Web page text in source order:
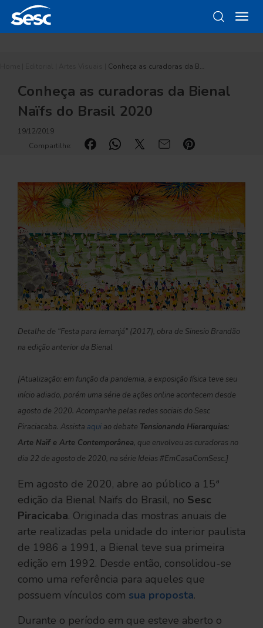
Conheça as curadoras da B…
Conheça as curadoras da Bienal
Naïfs do Brasil 2020
19/12/2019
Compartilhe:
Detalhe de “Festa para Iemanjá” (2017), obra de Sinesio Brandão
na edição anterior da Bienal
[Atualização: em função da pandemia, a exposição física teve seu
início adiado, porém uma série de ações online acontecem desde
agosto de 2020. Acompanhe pelas redes sociais do Sesc
Piraciacaba. Assista aqui ao debate Tensionando Hierarquias:
Arte Naïf e Arte Contemporânea, que envolveu as curadoras no
dia 22 de agosto de 2020, na série Ideias #EmCasaComSesc.]
Em agosto de 2020, abre ao público a 15ª
edição da Bienal Naïfs do Brasil, no Sesc
Piracicaba. Originada das mostras anuais de
arte realizadas pela unidade do interior paulista
de 1986 a 1991, a Bienal teve sua primeira
edição em 1992. Desde então, consolidou-se
como uma referência para aqueles que
possuem vínculos com sua proposta.
Durante o período em que esteve aberto o